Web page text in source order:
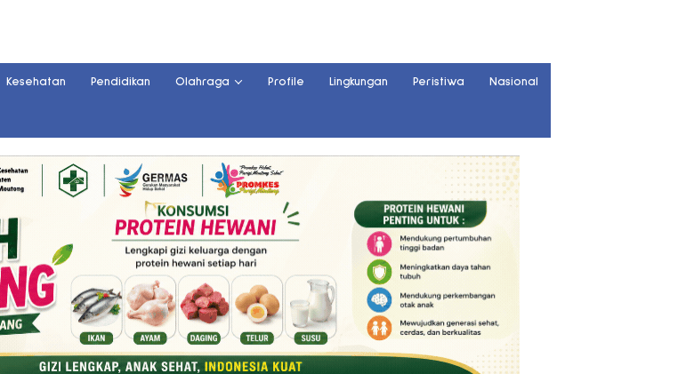
Kesehatan Pendidikan Olahraga Profile Lingkungan Peristiwa Nasional